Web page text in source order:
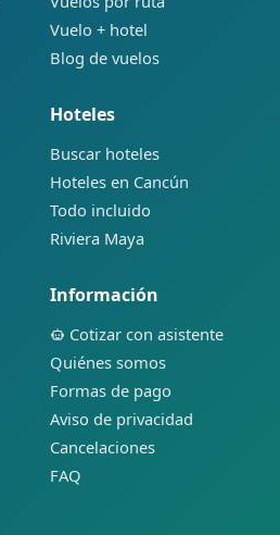
Vuelo + hotel
Blog de vuelos
Hoteles
Buscar hoteles
Hoteles en Cancún
Todo incluido
Riviera Maya
Información
Cotizar con asistente
Quiénes somos
Formas de pago
Aviso de privacidad
Cancelaciones
FAQ